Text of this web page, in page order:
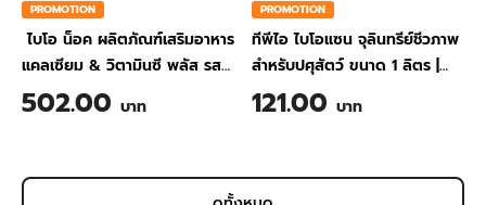
PROMOTION
ไบโอ น็อค ผลิตภัณฑ์เสริมอาหาร
แคลเซียม & วิตามินซี พลัส รส
สับปะรด ขนาด 200 กรัม
502.00 บาท
PROMOTION
ทีพีไอ ไบโอแซน จุลินทรีย์ชีวภาพ
สำหรับปศุสัตว์ ขนาด 1 ลิตร
TPI BIO-SAN Organic
Wastewater Treatment for
121.00 บาท